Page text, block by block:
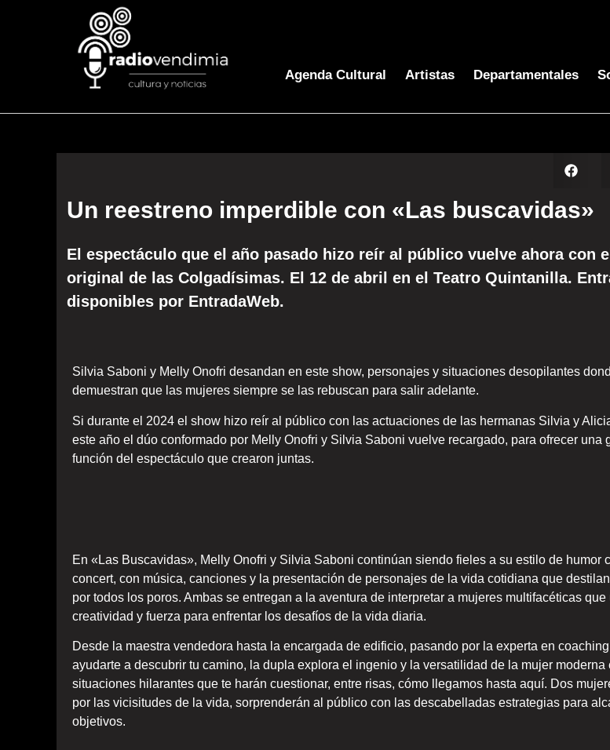
Agenda Cultural Artistas Departamentales
Un reestreno imperdible con «Las buscavidas»
El espectáculo que el año pasado hizo reír al público vuelve ahora con
original de las Colgadísimas. El 12 de abril en el Teatro Quintanilla.
disponibles por EntradaWeb.
Silvia Saboni y Melly Onofri desandan en este show, personajes y situaciones desopilantes
demuestran que las mujeres siempre se las rebuscan para salir adelante.
Si durante el 2024 el show hizo reír al público con las actuaciones de las hermanas Silvia y
este año el dúo conformado por Melly Onofri y Silvia Saboni vuelve recargado, para ofrecer una
función del espectáculo que crearon juntas.
En «Las Buscavidas», Melly Onofri y Silvia Saboni continúan siendo fieles a su estilo de humor
concert, con música, canciones y la presentación de personajes de la vida cotidiana que
por todos los poros. Ambas se entregan a la aventura de interpretar a mujeres multifacéticas que
creatividad y fuerza para enfrentar los desafíos de la vida diaria.
Desde la maestra vendedora hasta la encargada de edificio, pasando por la experta en
ayudarte a descubrir tu camino, la dupla explora el ingenio y la versatilidad de la mujer moderna
situaciones hilarantes que te harán cuestionar, entre risas, cómo llegamos hasta aquí. Dos
por las vicisitudes de la vida, sorprenderán al público con las descabelladas estrategias para
objetivos.